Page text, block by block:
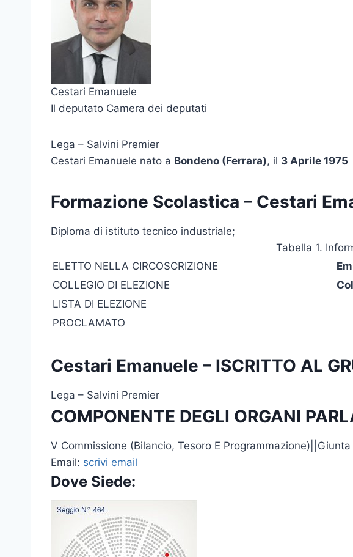
Cestari Emanuele
Il deputato Camera dei deputati
Lega – Salvini Premier
Cestari Emanuele nato a Bondeno (Ferrara), il 3 Aprile 1975
Formazione Scolastica – Cestari
Diploma di istituto tecnico industriale;
Tabella 1.
ELETTO NELLA CIRCOSCRIZIONE
COLLEGIO DI ELEZIONE
LISTA DI ELEZIONE
PROCLAMATO
Cestari Emanuele – ISCRITTO AL
Lega – Salvini Premier
COMPONENTE DEGLI ORGANI
V Commissione (Bilancio, Tesoro E Programmazione)||Giunta
Email: scrivi email
Dove Siede: